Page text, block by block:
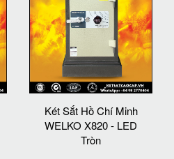
Két Sắt Hồ Chí Minh
WELKO X820 - LED
Tròn